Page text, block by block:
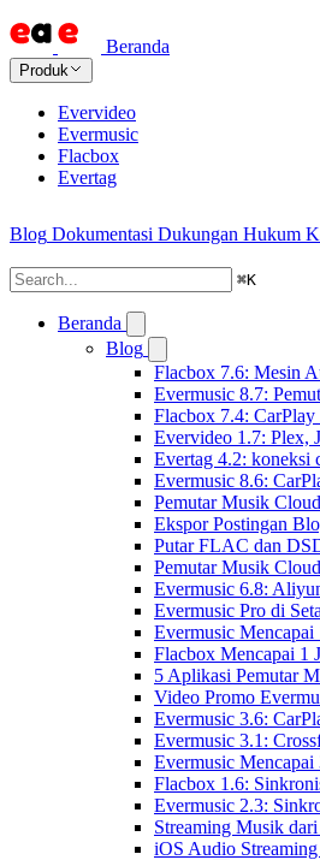
Beranda
Produk
Evervideo
Evermusic
Flacbox
Evertag
Blog Dokumentasi Dukungan Hukum
⌘K
Beranda
Blog
Flacbox 7.6: Mesin
Evermusic 8.7:
Flacbox 7.4:
Evervideo 1.7: Plex,
Evertag 4.2: koneksi
Evermusic 8.6:
Pemutar Musik
Ekspor Postingan
Putar FLAC dan
Pemutar Musik
Evermusic 6.8:
Evermusic Pro di
Evermusic
Flacbox Mencapai 1
5 Aplikasi Pemutar
Video Promo
Evermusic 3.6:
Evermusic 3.1:
Evermusic
Flacbox 1.6:
Evermusic 2.3:
Streaming Musik
iOS Audio